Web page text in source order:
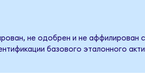
не одобрен и не аффилирован
базового эталонного